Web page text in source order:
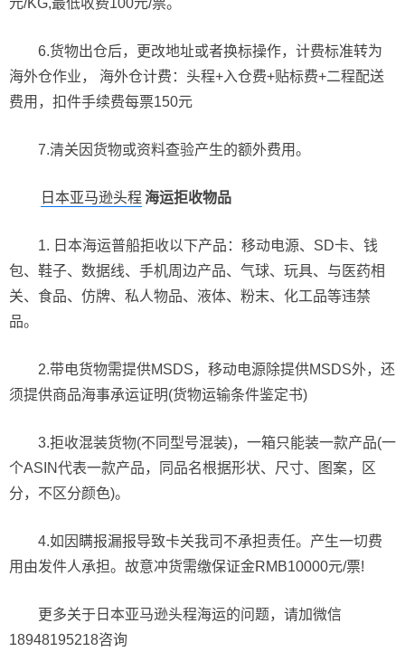
元/KG,最低收费100元/票。
6.货物出仓后，更改地址或者换标操作，计费标准转为
海外仓作业， 海外仓计费：头程+入仓费+贴标费+二程配送
费用，扣件手续费每票150元
7.清关因货物或资料查验产生的额外费用。
日本亚马逊头程 海运拒收物品
1. 日本海运普船拒收以下产品：移动电源、SD卡、钱
包、鞋子、数据线、手机周边产品、气球、玩具、与医药相
关、食品、仿牌、私人物品、液体、粉末、化工品等违禁
品。
2.带电货物需提供MSDS，移动电源除提供MSDS外，还
须提供商品海事承运证明(货物运输条件鉴定书)
3.拒收混装货物(不同型号混装)，一箱只能装一款产品(一
个ASIN代表一款产品，同品名根据形状、尺寸、图案，区
分，不区分颜色)。
4.如因瞒报漏报导致卡关我司不承担责任。产生一切费
用由发件人承担。故意冲货需缴保证金RMB10000元/票!
更多关于日本亚马逊头程海运的问题，请加微信
18948195218咨询